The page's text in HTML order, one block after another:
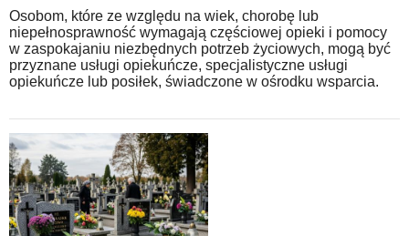
Osobom, które ze względu na wiek, chorobę lub
niepełnosprawność wymagają częściowej opieki i pomocy
w zaspokajaniu niezbędnych potrzeb życiowych, mogą być
przyznane usługi opiekuńcze, specjalistyczne usługi
opiekuńcze lub posiłek, świadczone w ośrodku wsparcia.